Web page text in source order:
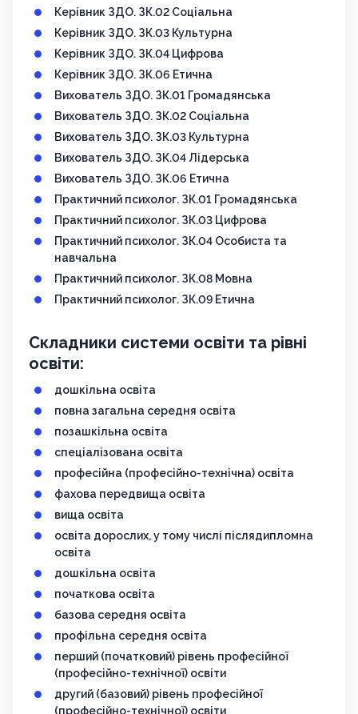
Керівник ЗДО. ЗК.02 Соціальна
Керівник ЗДО. ЗК.03 Культурна
Керівник ЗДО. ЗК.04 Цифрова
Керівник ЗДО. ЗК.06 Етична
Вихователь ЗДО. ЗК.01 Громадянська
Вихователь ЗДО. ЗК.02 Соціальна
Вихователь ЗДО. ЗК.03 Культурна
Вихователь ЗДО. ЗК.04 Лідерська
Вихователь ЗДО. ЗК.06 Етична
Практичний психолог. ЗК.01 Громадянська
Практичний психолог. ЗК.03 Цифрова
Практичний психолог. ЗК.04 Особиста та
навчальна
Практичний психолог. ЗК.08 Мовна
Практичний психолог. ЗК.09 Етична
Складники системи освіти та рівні
освіти:
дошкільна освіта
повна загальна середня освіта
позашкільна освіта
спеціалізована освіта
професійна (професійно-технічна) освіта
фахова передвища освіта
вища освіта
освіта дорослих, у тому числі післядипломна
освіта
дошкільна освіта
початкова освіта
базова середня освіта
профільна середня освіта
перший (початковий) рівень професійної
(професійно-технічної) освіти
другий (базовий) рівень професійної
(професійно-технічної) освіти